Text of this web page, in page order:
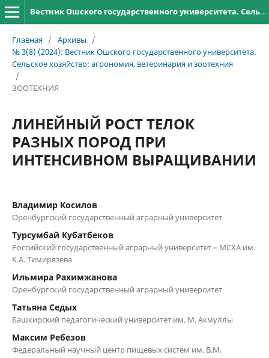
Вестник Ошского государственного университета. Сельское хозяйство: агрономия, ветеринария и зоотехния
Главная / Архивы
/
№ 3(8) (2024): Вестник Ошского государственного университета.
Сельское хозяйство: агрономия, ветеринария и зоотехния
/
ЗООТЕХНИЯ
ЛИНЕЙНЫЙ РОСТ ТЕЛОК
РАЗНЫХ ПОРОД ПРИ
ИНТЕНСИВНОМ ВЫРАЩИВАНИИ
Владимир Косилов
Оренбургский государственный аграрный университет
Турсумбай Кубатбеков
Российский государственный аграрный университет – МСХА им.
К.А. Тимирязева
Ильмира Рахимжанова
Оренбургский государственный аграрный университет
Татьяна Седых
Башкирский педагогический университет им. М. Акмуллы
Максим Ребезов
Федеральный научный центр пищевых систем им. В.М.